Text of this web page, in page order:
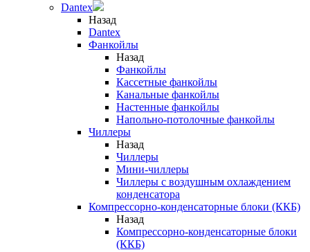
Dantex
Назад
Dantex
Фанкойлы
Назад
Фанкойлы
Кассетные фанкойлы
Канальные фанкойлы
Настенные фанкойлы
Напольно-потолочные фанкойлы
Чиллеры
Назад
Чиллеры
Мини-чиллеры
Чиллеры с воздушным охлаждением
конденсатора
Компрессорно-конденсаторные блоки (ККБ)
Назад
Компрессорно-конденсаторные блоки
(ККБ)